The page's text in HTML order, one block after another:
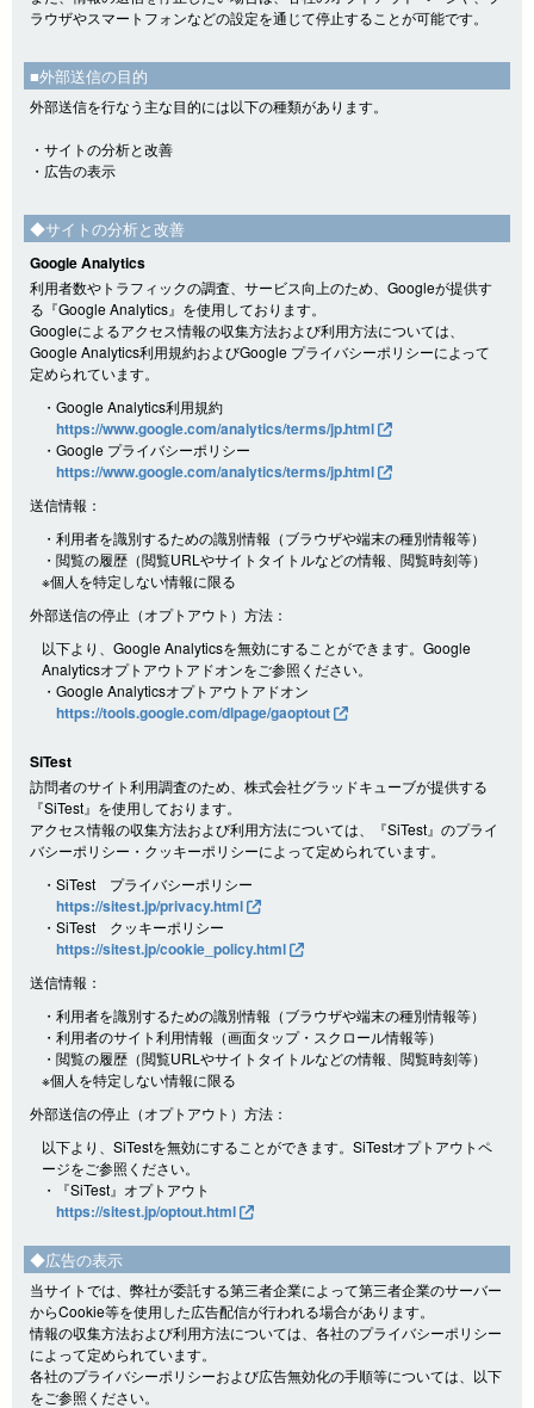
ラウザやスマートフォンなどの設定を通じて停止することが可能です。
■外部送信の目的
外部送信を行なう主な目的には以下の種類があります。
・サイトの分析と改善
・広告の表示
◆サイトの分析と改善
Google Analytics
利用者数やトラフィックの調査、サービス向上のため、Googleが提供す
る『Google Analytics』を使用しております。
Googleによるアクセス情報の収集方法および利用方法については、
Google Analytics利用規約およびGoogle プライバシーポリシーによって
定められています。
・Google Analytics利用規約
https://www.google.com/analytics/terms/jp.html
・Google プライバシーポリシー
https://www.google.com/analytics/terms/jp.html
送信情報：
・利用者を識別するための識別情報（ブラウザや端末の種別情報等）
・閲覧の履歴（閲覧URLやサイトタイトルなどの情報、閲覧時刻等）
※個人を特定しない情報に限る
外部送信の停止（オプトアウト）方法：
以下より、Google Analyticsを無効にすることができます。Google
Analyticsオプトアウトアドオンをご参照ください。
・Google Analyticsオプトアウトアドオン
https://tools.google.com/dlpage/gaoptout
SiTest
訪問者のサイト利用調査のため、株式会社グラッドキューブが提供する
『SiTest』を使用しております。
アクセス情報の収集方法および利用方法については、『SiTest』のプライ
バシーポリシー・クッキーポリシーによって定められています。
・SiTest プライバシーポリシー
https://sitest.jp/privacy.html
・SiTest クッキーポリシー
https://sitest.jp/cookie_policy.html
送信情報：
・利用者を識別するための識別情報（ブラウザや端末の種別情報等）
・利用者のサイト利用情報（画面タップ・スクロール情報等）
・閲覧の履歴（閲覧URLやサイトタイトルなどの情報、閲覧時刻等）
※個人を特定しない情報に限る
外部送信の停止（オプトアウト）方法：
以下より、SiTestを無効にすることができます。SiTestオプトアウトペ
ージをご参照ください。
・『SiTest』オプトアウト
https://sitest.jp/optout.html
◆広告の表示
当サイトでは、弊社が委託する第三者企業によって第三者企業のサーバー
からCookie等を使用した広告配信が行われる場合があります。
情報の収集方法および利用方法については、各社のプライバシーポリシー
によって定められています。
各社のプライバシーポリシーおよび広告無効化の手順等については、以下
をご参照ください。